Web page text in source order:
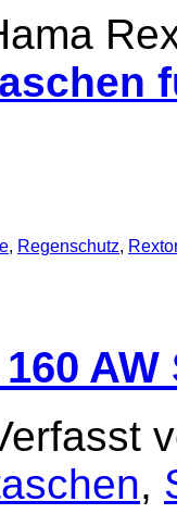
, Regenschutz,
,